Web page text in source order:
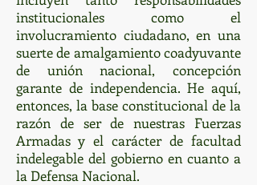
institucionales como el
involucramiento ciudadano, en una
suerte de amalgamiento coadyuvante
de unión nacional, concepción
garante de independencia. He aquí,
entonces, la base constitucional de la
razón de ser de nuestras Fuerzas
Armadas y el carácter de facultad
indelegable del gobierno en cuanto a
la Defensa Nacional.